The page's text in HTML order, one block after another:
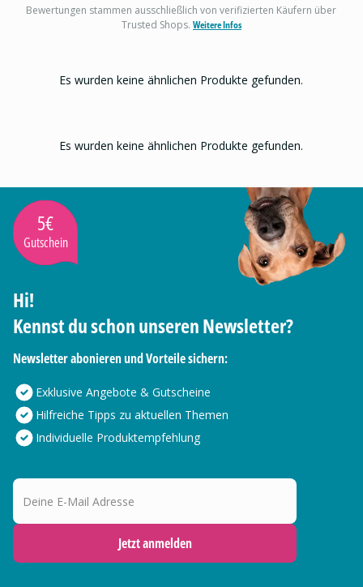
Bewertungen stammen ausschließlich von verifizierten Käufern über
Trusted Shops. Weitere Infos
Es wurden keine ähnlichen Produkte gefunden.
Es wurden keine ähnlichen Produkte gefunden.
5€
Gutschein
Hi!
Kennst du schon unseren Newsletter?
Newsletter abonieren und Vorteile sichern:
Exklusive Angebote & Gutscheine
Hilfreiche Tipps zu aktuellen Themen
Individuelle Produktempfehlung
Deine E-Mail Adresse
Jetzt anmelden